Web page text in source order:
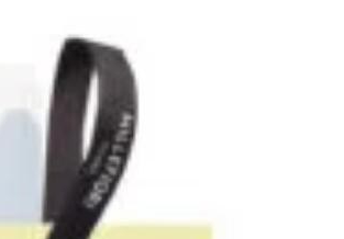
Darčekové sady
Ultrasonické difuzéry